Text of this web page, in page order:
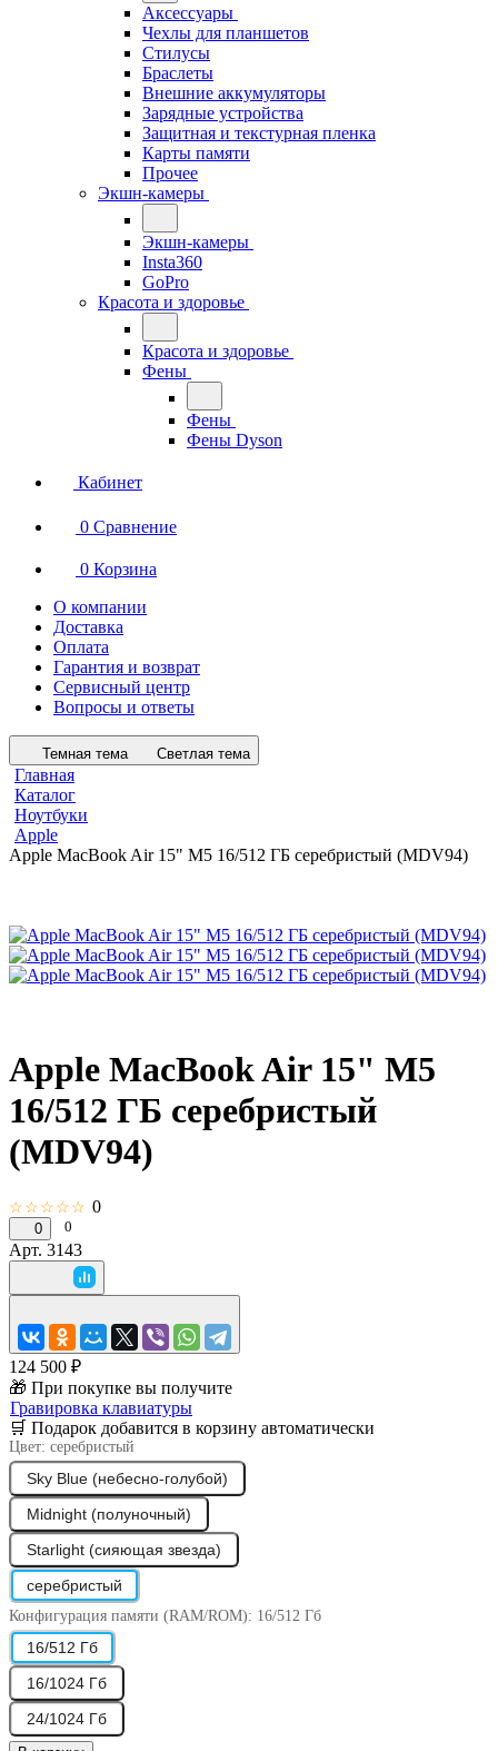
Аксессуары
Чехлы для планшетов
Стилусы
Браслеты
Внешние аккумуляторы
Зарядные устройства
Защитная и текстурная пленка
Карты памяти
Прочее
Экшн-камеры
Экшн-камеры
Insta360
GoPro
Красота и здоровье
Красота и здоровье
Фены
Фены
Фены Dyson
Кабинет
0 Сравнение
0 Корзина
О компании
Доставка
Оплата
Гарантия и возврат
Сервисный центр
Вопросы и ответы
Темная тема Светлая тема
Главная
Каталог
Ноутбуки
Apple
Apple MacBook Air 15" M5 16/512 ГБ серебристый (MDV94)
Apple MacBook Air 15" M5
16/512 ГБ серебристый
(MDV94)
☆☆☆☆☆ 0
0 0
Арт. 3143
124 500 ₽
🎁 При покупке вы получите
Гравировка клавиатуры
🛒 Подарок добавится в корзину автоматически
Цвет: серебристый
Sky Blue (небесно-голубой)
Midnight (полуночный)
Starlight (сияющая звезда)
серебристый
Конфигурация памяти (RAM/ROM): 16/512 Гб
16/512 Гб
16/1024 Гб
24/1024 Гб